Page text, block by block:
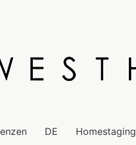
DE Homestaging